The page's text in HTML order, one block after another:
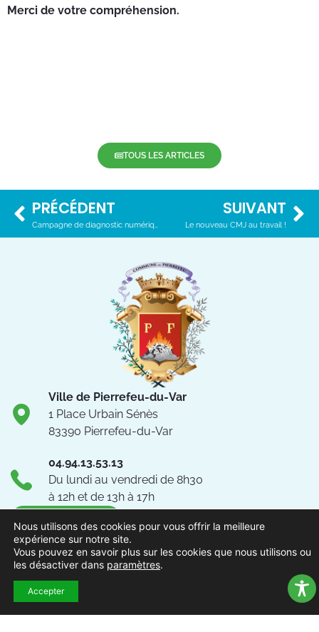
Merci de votre compréhension.
TOUS LES ARTICLES
PRÉCÉDENT SUIVANT
Le nouveau CMJ au travail !
Ville de Pierrefeu-du-Var
1 Place Urbain Sénès
83390 Pierrefeu-du-Var
04.94.13.53.13
Du lundi au vendredi de 8h30
à 12h et de 13h à 17h
Suivez-nous !
Nous utilisons des cookies pour vous offrir la meilleure
expérience sur notre site.
Vous pouvez en savoir plus sur les cookies que nous utilisons ou
les désactiver dans paramètres.
Accepter